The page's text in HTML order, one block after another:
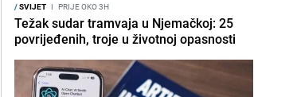
/SVIJET I PRIJE OKO 3H
Težak sudar tramvaja u Njemačkoj: 25
povrijeđenih, troje u životnoj opasnosti